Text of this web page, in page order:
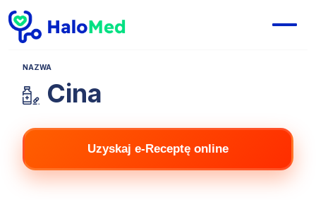
NAZWA
Cina
Uzyskaj e-Receptę online